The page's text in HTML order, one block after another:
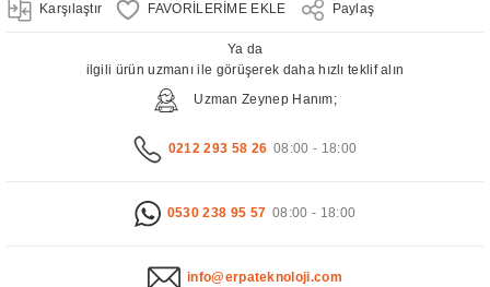
Karşılaştır Paylaş
Ya da
ilgili ürün uzmanı ile görüşerek daha hızlı teklif alın
Uzman Zeynep Hanım;
0212 293 58 26 08:00 - 18:00
0530 238 95 57 08:00 - 18:00
info@erpateknoloji.com